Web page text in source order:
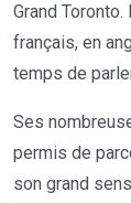
Grand
français, en
temps de
Ses
permis de
son grand